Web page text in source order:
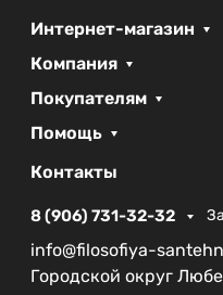
общего дизайна
Интернет-магазин
Компания
Покупателям
Помощь
Контакты
8 (906) 731-32-32
info@filosofiya-
Городской округ